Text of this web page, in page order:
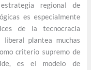
regional de
es especialmente
de la tecnocracia
plantea muchas
criterio supremo de
es el modelo de